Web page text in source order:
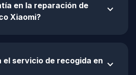
en la reparación de
Xiaomi?
expand_more
el servicio de recogida en expand_more